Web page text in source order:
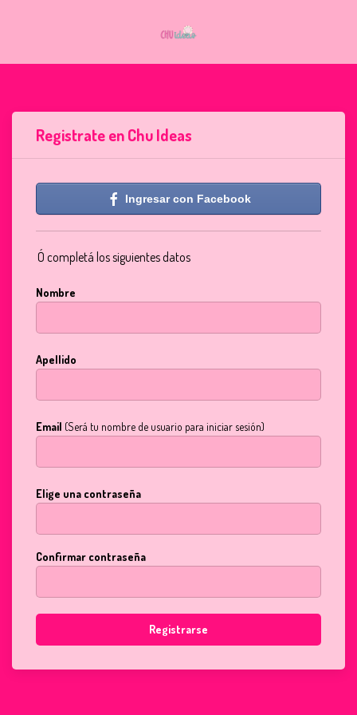
Registrate en Chu Ideas
Ingresar con Facebook
Ó completá los siguientes datos
Nombre
Apellido
Email (Será tu nombre de usuario para iniciar sesión)
Elige una contraseña
Confirmar contraseña
Registrarse